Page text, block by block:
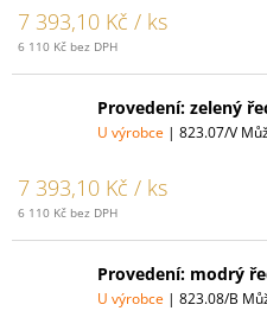
7 393,10 Kč / ks
6 110 Kč bez DPH
Provedení: zelený
U výrobce | 823.07/V
7 393,10 Kč / ks
6 110 Kč bez DPH
Provedení: modrý
U výrobce | 823.08/B